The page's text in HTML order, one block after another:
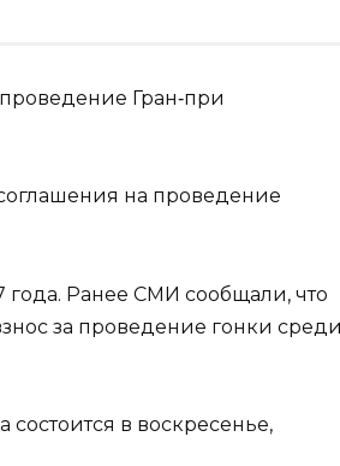
на проведение
года. Ранее СМИ сообщали, что
за проведение гонки среди
состоится в воскресенье,